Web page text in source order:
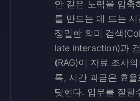
안 같은 노력을 압축
를 만드는 데 드는
정밀한 의미 검색
late interaction)과
(RAG)이 자료 조사
록, 시간 과금은 효
딪힌다. 업무를 잘할